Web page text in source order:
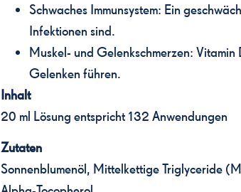
Schwaches Immunsystem: Ein
Infektionen sind.
Muskel- und Gelenkschmerzen:
Gelenken führen.
Inhalt
20 ml Lösung entspricht 132 Anwendungen
Zutaten
Sonnenblumenöl, Mittelkettige Triglyceride